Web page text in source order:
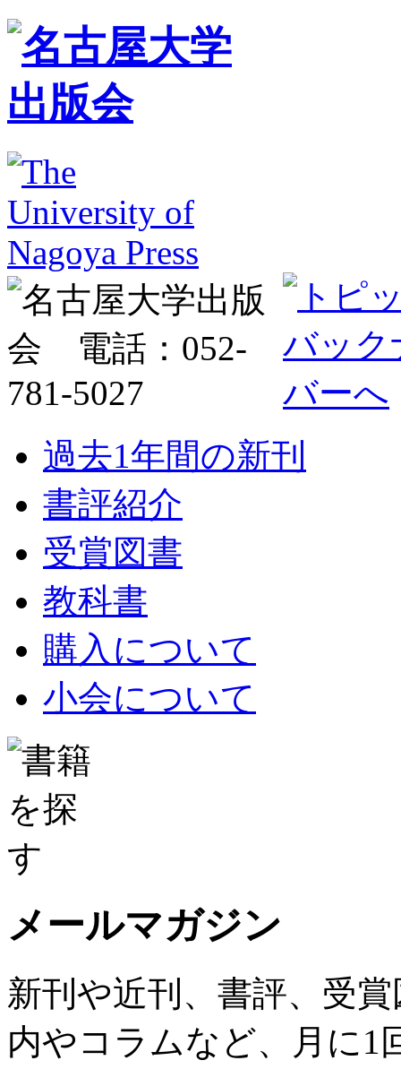
過去1年間の新刊
書評紹介
受賞図書
教科書
購入について
小会について
メールマガジン
新刊や近刊、書評、受
内やコラムなど、月に1